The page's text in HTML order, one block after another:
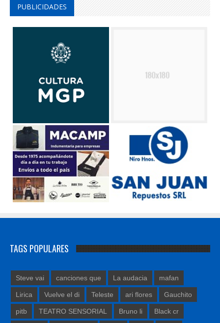
PUBLICIDADES
TAGS POPULARES
Steve vai canciones que La audacia mafan
Lirica Vuelve el di Teleste ari flores Gauchito
pitb TEATRO SENSORIAL Bruno li Black cr